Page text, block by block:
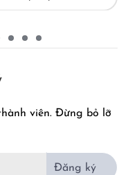
viên. Đừng bỏ lỡ
Đăng ký